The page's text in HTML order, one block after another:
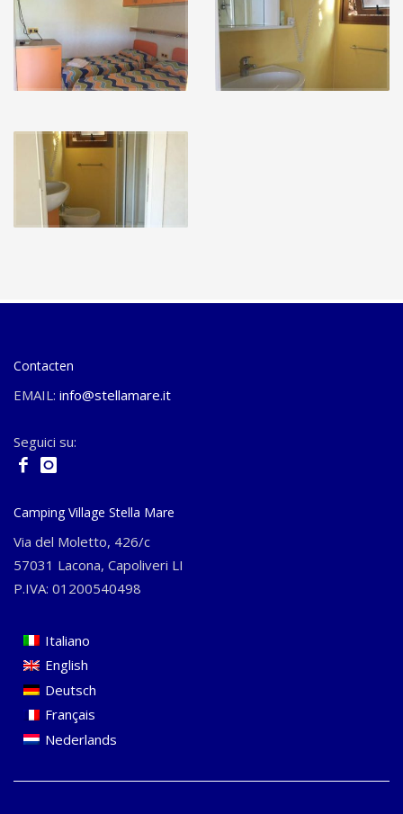
Contacten
EMAIL: info@stellamare.it
Seguici su:
Camping Village Stella Mare
Via del Moletto, 426/c
57031 Lacona, Capoliveri LI
P.IVA: 01200540498
Italiano
English
Deutsch
Français
Nederlands